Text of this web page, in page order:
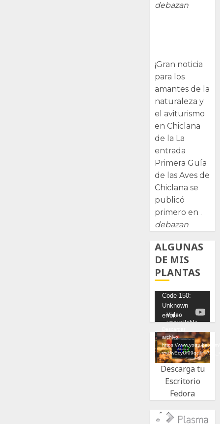
debazan
¡Gran noticia
para los
amantes de la
naturaleza y
el aviturismo
en Chiclana
de la La
entrada
Primera Guía
de las Aves de
Chiclana se
publicó
primero en .
debazan
ALGUNAS
DE MIS
PLANTAS
Reproductor
de
vídeo
Code 150:
Unknown
error.
archivo:
https://
Descarga tu
Escritorio
Fedora